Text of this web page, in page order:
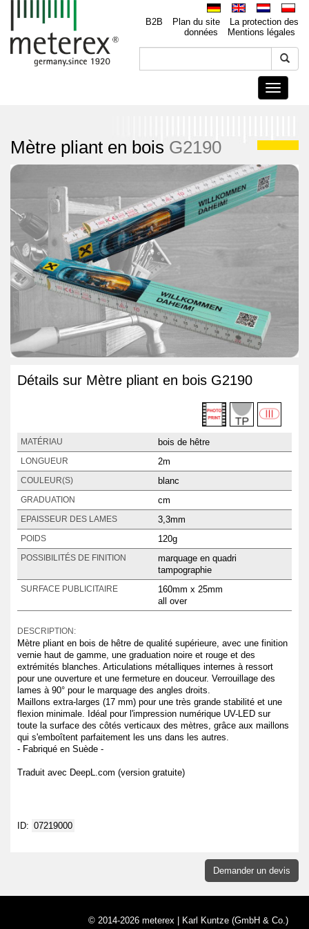
B2B Plan du site
La protection des
données
Mentions légales
Toggle
Mètre pliant en bois G2190
Détails sur Mètre pliant en bois G2190
MATÉRIAU bois de hêtre
LONGUEUR 2m
COULEUR(S) blanc
GRADUATION cm
EPAISSEUR DES LAMES 3,3mm
POIDS 120g
POSSIBILITÉS DE FINITION
marquage en quadri
tampographie
SURFACE PUBLICITAIRE
160mm x 25mm
all over
DESCRIPTION:
Mètre pliant en bois de hêtre de qualité supérieure, avec une finition
vernie haut de gamme, une graduation noire et rouge et des
extrémités blanches. Articulations métalliques internes à ressort
pour une ouverture et une fermeture en douceur. Verrouillage des
lames à 90° pour le marquage des angles droits.
Maillons extra-larges (17 mm) pour une très grande stabilité et une
flexion minimale. Idéal pour l'impression numérique UV-LED sur
toute la surface des côtés verticaux des mètres, grâce aux maillons
qui s'emboîtent parfaitement les uns dans les autres.
- Fabriqué en Suède -
Traduit avec DeepL.com (version gratuite)
ID: 07219000
Demander un devis
© 2014-2026 meterex | Karl Kuntze (GmbH & Co.)